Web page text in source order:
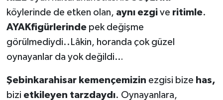
köylerinde de etken olan, aynı ezgive ritimle.
AYAKfigürlerindepek değişme
görülmediydi..Lâkin, horanda çok güzel
oynayanlar da yok değildi…
Şebinkarahisar kemençemizin ezgisi bize has,
bizi etkileyen tarzdaydı. Oynayanlara,